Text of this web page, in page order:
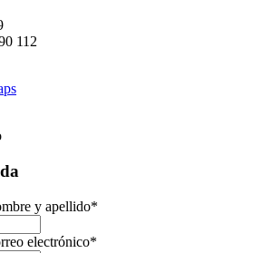
112
y apellido*
electrónico*